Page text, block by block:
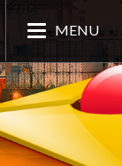
MENU